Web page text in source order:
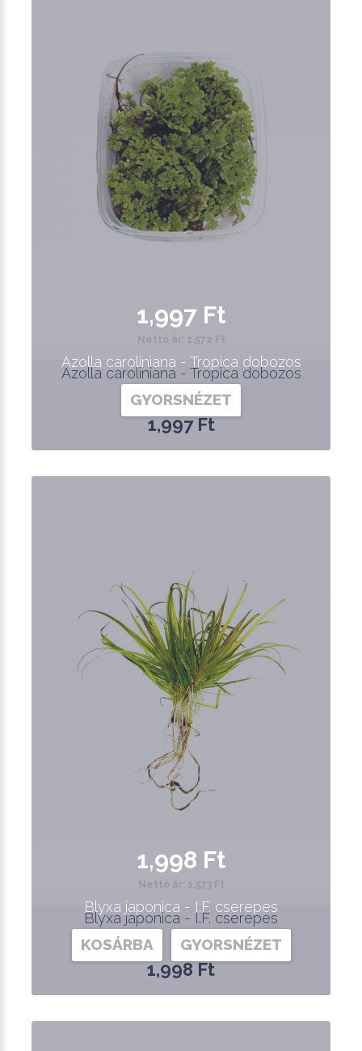
Azolla caroliniana - Tropica dobozos
1,997 Ft
1,997 Ft
Nettó ár: 1,572 Ft
Azolla caroliniana - Tropica dobozos
GYORSNÉZET
Blyxa japonica - I.F. cserepes
1,998 Ft
1,998 Ft
Nettó ár: 1,573 Ft
Blyxa japonica - I.F. cserepes
KOSÁRBA GYORSNÉZET